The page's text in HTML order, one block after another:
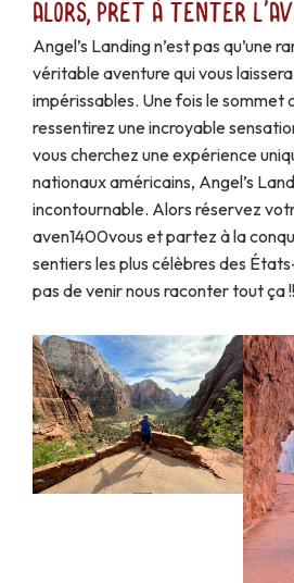
Alors, prêt à tenter
Angel’s Landing n’est pas qu’une
véritable aventure qui vous
impérissables. Une fois le sommet
ressentirez une incroyable
vous cherchez une expérience
nationaux américains, Angel’s
incontournable. Alors réservez
aven1400vous et partez à la
sentiers les plus célèbres des
pas de venir nous raconter tout ça !!